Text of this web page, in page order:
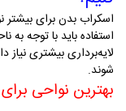
اسکراب بدن برای
استفاده باید با توجه
لایه‌برداری بیشتری نیاز
شوند.
بهترین نواحی